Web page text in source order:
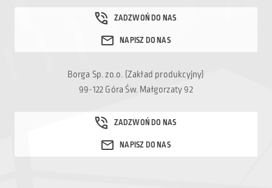
Borga Sp. zo.o. (Zakład produkcyjny)
99-122 Góra Św. Małgorzaty 92